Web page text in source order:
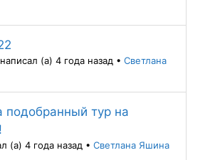
написал (а) 4 года назад • Светлана
подобранный тур на
(а) 4 года назад • Светлана Яшина